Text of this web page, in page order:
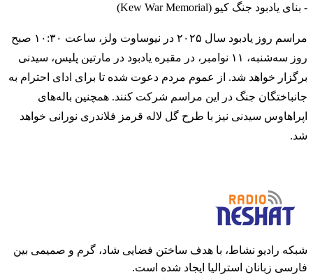
- بنای یادبود جنگ کیو (Kew War Memorial)
مراسم روز یادبود سال ۲۰۲۵ در نیوساوت ولز، ساعت ۱۰:۳۰ صبح
روز سه‌شنبه، ۱۱ نوامبر، در مقبره یادبود در مارتین پلیس، سیدنی
برگزار خواهد شد. از عموم مردم دعوت شده تا برای ادای احترام به
جانباختگان جنگ در این مراسم شرکت کنند. همچنین باله‌های
اپراهاوس سیدنی نیز با طرح گل لاله قرمز فلاندری نورانی خواهد
شد.
شبکه رادیو نشاط، با هدف ساختن فضایی شاد، گرم و صمیمی بین
فارسی زبانان استرالیا ایجاد شده است.